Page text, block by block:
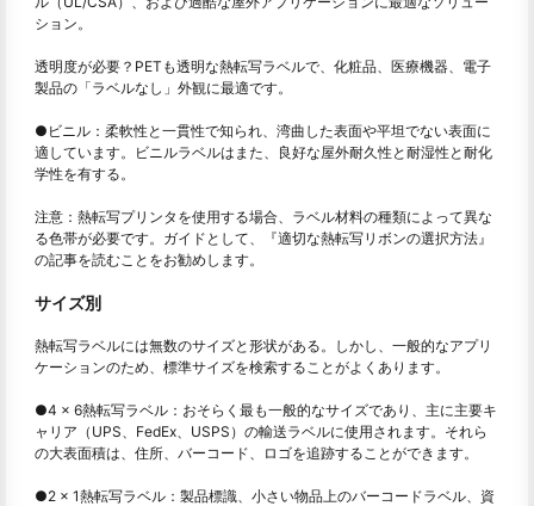
ション。
透明度が必要？PETも透明な熱転写ラベルで、化粧品、医療機器、電子
製品の「ラベルなし」外観に最適です。
● ビニル：柔軟性と一貫性で知られ、湾曲した表面や平坦でない表面に
適しています。ビニルラベルはまた、良好な屋外耐久性と耐湿性と耐化
学性を有する。
注意：熱転写プリンタを使用する場合、ラベル材料の種類によって異な
る色帯が必要です。ガイドとして、『適切な熱転写リボンの選択方法』
の記事を読むことをお勧めします。
サイズ別
熱転写ラベルには無数のサイズと形状がある。しかし、一般的なアプリ
ケーションのため、標準サイズを検索することがよくあります。
●4 x 6熱転写ラベル：おそらく最も一般的なサイズであり、主に主要キ
ャリア（UPS、FedEx、USPS）の輸送ラベルに使用されます。それら
の大表面積は、住所、バーコード、ロゴを追跡することができます。
●2 x 1熱転写ラベル：製品標識、小さい物品上のバーコードラベル、資